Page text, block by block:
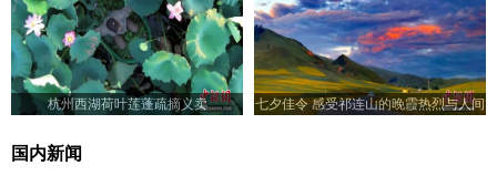
杭州西湖荷叶莲蓬疏摘义卖
七夕佳令 感受祁连山的晚霞热烈与人间
国内新闻